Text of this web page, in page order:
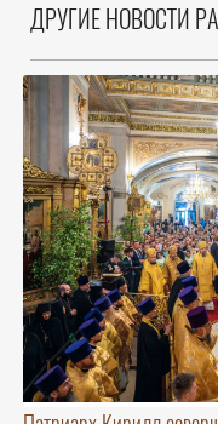
ДРУГИЕ НОВОСТИ